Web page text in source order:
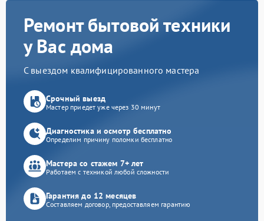
Ремонт бытовой техники
у Вас дома
С выездом квалифицированного мастера
Срочный выезд
Мастер приедет уже через 30 минут
Диагностика и осмотр бесплатно
Определим причину поломки бесплатно
Мастера со стажем 7+ лет
Работаем с техникой любой сложности
Гарантия до 12 месяцев
Составляем договор, предоставляем гарантию